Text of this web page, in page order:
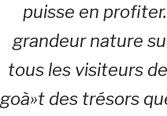
puisse en
grandeur nature
tous les visiteurs
goà»t des trésors